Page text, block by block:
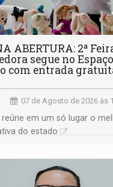
ABERTURA: 2ª
segue no Espaço
com entrada
07 de Agosto de 2026 às
em um só lugar o
do estado